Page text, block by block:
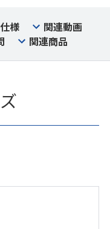
仕様
関連動画
関連商品